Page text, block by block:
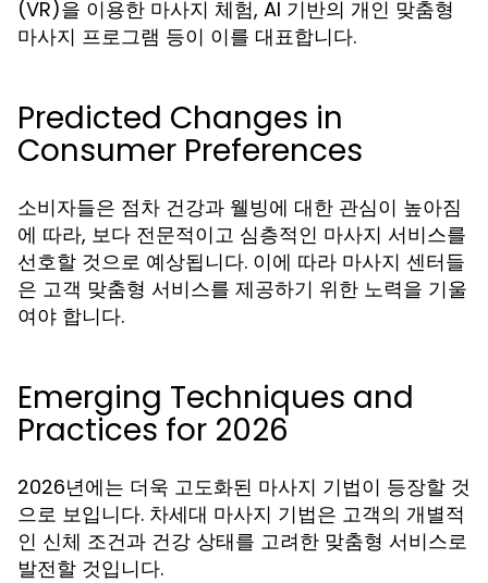
(VR)을 이용한 마사지 체험, AI 기반의 개인 맞춤형
마사지 프로그램 등이 이를 대표합니다.
Predicted Changes in
Consumer Preferences
소비자들은 점차 건강과 웰빙에 대한 관심이 높아짐
에 따라, 보다 전문적이고 심층적인 마사지 서비스를
선호할 것으로 예상됩니다. 이에 따라 마사지 센터들
은 고객 맞춤형 서비스를 제공하기 위한 노력을 기울
여야 합니다.
Emerging Techniques and
Practices for 2026
2026년에는 더욱 고도화된 마사지 기법이 등장할 것
으로 보입니다. 차세대 마사지 기법은 고객의 개별적
인 신체 조건과 건강 상태를 고려한 맞춤형 서비스로
발전할 것입니다.